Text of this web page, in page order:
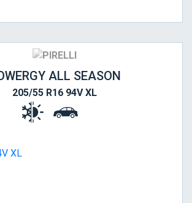
ALL SEASON
205/55 R16 94V XL